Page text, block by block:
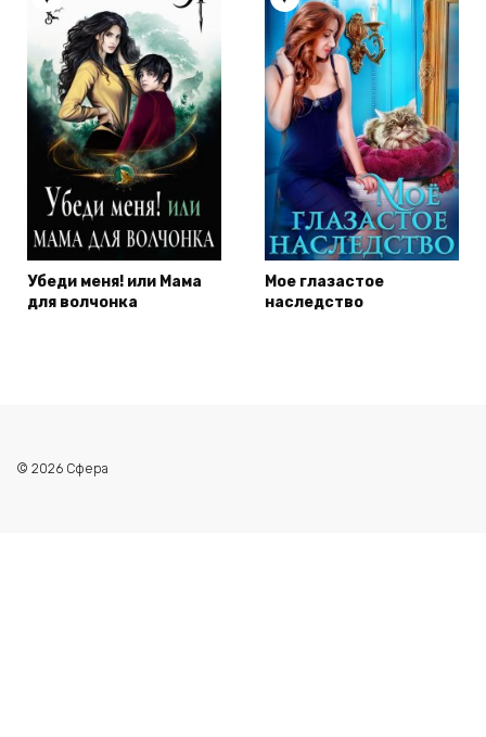
Убеди меня! или Мама
для волчонка
Мое глазастое
наследство
© 2026 Сфера